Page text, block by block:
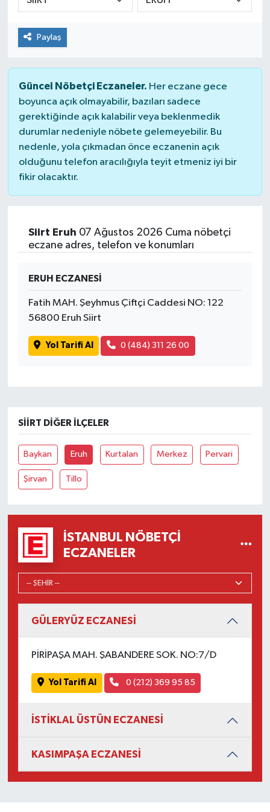
Paylaş
Güncel Nöbetçi Eczaneler. Her eczane gece
boyunca açık olmayabilir, bazıları sadece
gerektiğinde açık kalabilir veya beklenmedik
durumlar nedeniyle nöbete gelemeyebilir. Bu
nedenle, yola çıkmadan önce eczanenin açık
olduğunu telefon aracılığıyla teyit etmeniz iyi bir
fikir olacaktır.
Siirt Eruh 07 Ağustos 2026 Cuma nöbetçi
eczane adres, telefon ve konumları
ERUH ECZANESİ
Fatih MAH. Şeyhmus Çiftçi Caddesi NO: 122
56800 Eruh Siirt
Yol Tarifi Al 0 (484) 311 26 00
SIIRT DIĞER İLÇELER
Baykan Eruh Kurtalan Merkez Pervari
Şirvan Tillo
İSTANBUL NÖBETÇI
ECZANELER
GÜLERYÜZ ECZANESİ
PİRİPAŞA MAH. ŞABANDERE SOK. NO:7/D
Yol Tarifi Al 0 (212) 369 95 85
İSTİKLAL ÜSTÜN ECZANESİ
KASIMPAŞA ECZANESİ